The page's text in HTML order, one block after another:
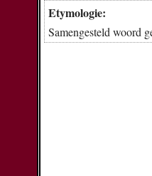
Etymologie:
Samengesteld woord